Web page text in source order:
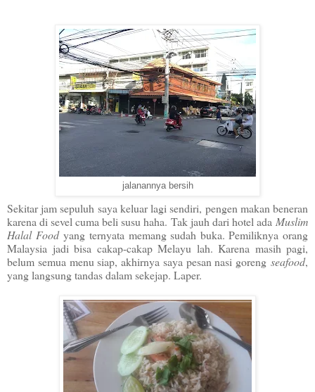
jalanannya bersih
Sekitar jam sepuluh saya keluar lagi sendiri, pengen makan beneran
karena di sevel cuma beli susu haha. Tak jauh dari hotel ada Muslim
Halal Foodyang ternyata memang sudah buka. Pemiliknya orang
Malaysia jadi bisa cakap-cakap Melayu lah. Karena masih pagi,
belum semua menu siap, akhirnya saya pesan nasi goreng seafood,
yang langsung tandas dalam sekejap. Laper.